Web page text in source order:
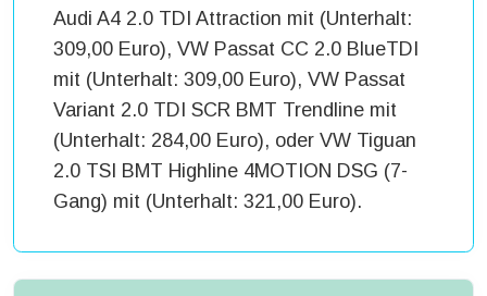
Audi A4 2.0 TDI Attraction mit (Unterhalt:
309,00 Euro), VW Passat CC 2.0 BlueTDI
mit (Unterhalt: 309,00 Euro), VW Passat
Variant 2.0 TDI SCR BMT Trendline mit
(Unterhalt: 284,00 Euro), oder VW Tiguan
2.0 TSI BMT Highline 4MOTION DSG (7-
Gang) mit (Unterhalt: 321,00 Euro).